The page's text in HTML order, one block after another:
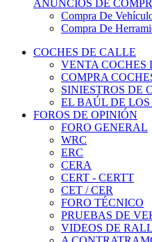
Compra De
COCHES DE CALLE
VENTA COCHES
COMPRA
SINIESTROS DE
EL BAÚL DE LOS
FOROS DE OPINIÓN
FORO GENERAL
WRC
ERC
CERA
CERT - CERTT
CET / CER
FORO TÉCNICO
PRUEBAS DE
VIDEOS DE
A
TIENDA ONLINE